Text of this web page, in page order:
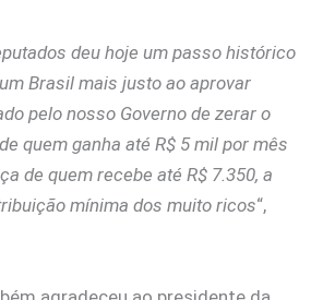
deu hoje um passo histórico
Brasil mais justo ao aprovar
pelo nosso Governo de zerar o
quem ganha até R$ 5 mil por mês
de quem recebe até R$ 7.350, a
mínima dos muito ricos“,